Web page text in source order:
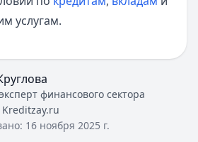
услугам.
финансового сектора
Kreditzay.ru
16 ноября 2025 г.